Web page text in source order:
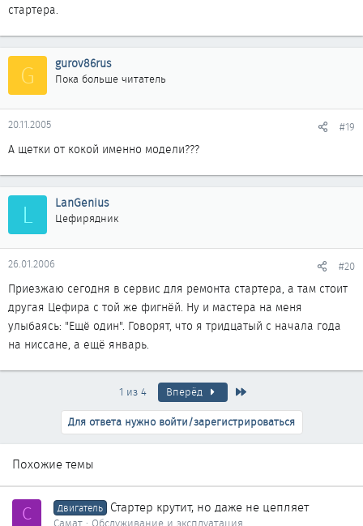
стартера.
G gurov86rus
Пока больше читатель
20.11.2005 #19
А щетки от кокой именно модели???
L LanGenius
Цефирядник
26.01.2006 #20
Приезжаю сегодня в сервис для ремонта стартера, а там стоит
другая Цефира с той же фигнёй. Ну и мастера на меня
улыбаясь: "Ещё один". Говорят, что я тридцатый с начала года
на ниссане, а ещё январь.
1 из 4 Вперёд
Для ответа нужно войти/зарегистрироваться
Похожие темы
С Двигатель Стартер крутит, но даже не цепляет